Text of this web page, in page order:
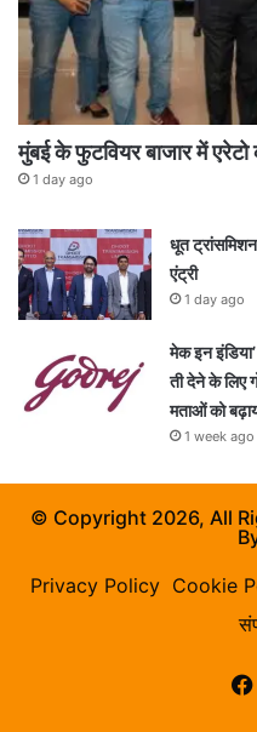
मुंबई के फुटवियर बाजार में एरेटो
1 day ago
धूत
एंट्री
1 day ago
मेक इन
ती देने के लिए
मताओं को
1 week ago
© Copyright 2026, All
Privacy Policy Cookie